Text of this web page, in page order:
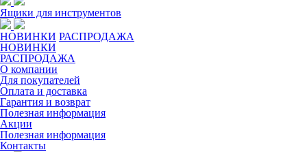
Ящики для инструментов
НОВИНКИ РАСПРОДАЖА
НОВИНКИ
РАСПРОДАЖА
О компании
Для покупателей
Оплата и доставка
Гарантия и возврат
Полезная информация
Акции
Полезная информация
Контакты